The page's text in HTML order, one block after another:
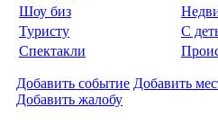
Шоу биз
Туристу
С
Спектакли
Добавить событие Добавить
Добавить жалобу